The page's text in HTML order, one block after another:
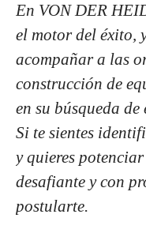
En VON DER
el motor del éxito,
acompañar a las
construcción de
en su búsqueda
Si te sientes
y quieres
desafiante y con
postularte.